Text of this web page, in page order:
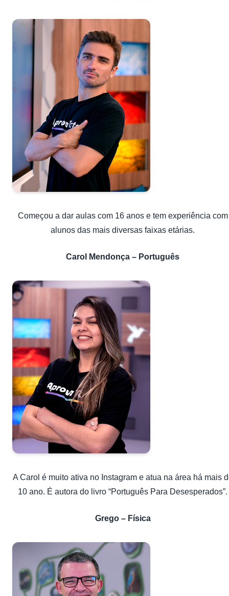
Começou a dar aulas com 16 anos e tem experiência com
alunos das mais diversas faixas etárias.
Carol Mendonça – Português
A Carol é muito ativa no Instagram e atua na área há mais
10 ano. É autora do livro “Português Para Desesperados”.
Grego – Física